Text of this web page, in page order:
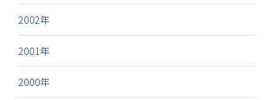
2002年
2001年
2000年